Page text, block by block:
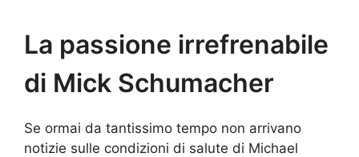
La passione irrefrenabile
di Mick Schumacher
Se ormai da tantissimo tempo non arrivano
notizie sulle condizioni di salute di Michael